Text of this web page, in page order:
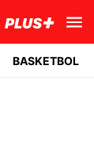
BASKETBOL